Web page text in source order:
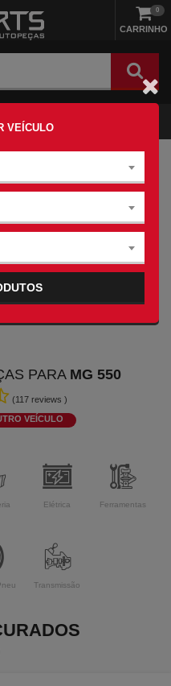
CARRINHO
0
VEÍCULO
PARA MG 550
(117reviews )
VEÍCULO
Elétrica Ferramentas
Transmissão